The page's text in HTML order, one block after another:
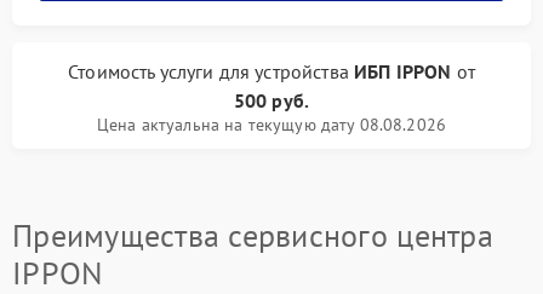
Стоимость услуги для устройства ИБП IPPON от
500 руб.
Цена актуальна на текущую дату 08.08.2026
Преимущества сервисного центра
IPPON